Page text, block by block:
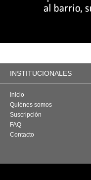
INSTITUCIONALES
Inicio
Quiénes somos
Suscripción
FAQ
Contacto